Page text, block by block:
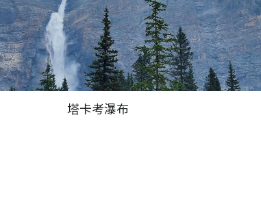
塔卡考瀑布